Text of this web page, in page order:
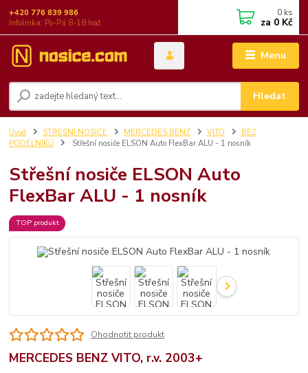
Menu
Hledat
+420 776 839 986
Infolinka: Po-Pá 8-18 hod.
0 ks
za 0 Kč
Úvod STŘEŠNÍ NOSIČE MERCEDES BENZ VITO
BEZ
PODÉLNÍKŮ
Střešní nosiče ELSON Auto FlexBar ALU - 1 nosník
Střešní nosiče ELSON Auto
FlexBar ALU - 1 nosník
TOP produkt
Ohodnotit produkt
MERCEDES BENZ VITO, r.v. 2003+